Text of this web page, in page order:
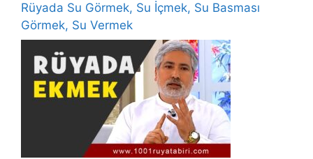
Rüyada Su Görmek, Su İçmek, Su Basması
Görmek, Su Vermek